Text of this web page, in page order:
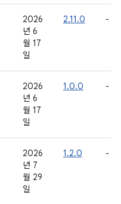
2026
년 6
월 17
일
2.11.0 -
2026
년 6
월 17
일
1.0.0 -
2026
년 7
월 29
일
1.2.0 -